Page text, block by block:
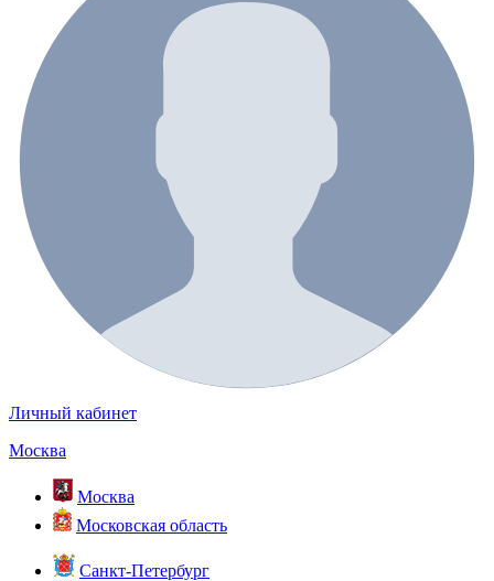
Личный кабинет
Москва
Москва
Московская область
Санкт-Петербург